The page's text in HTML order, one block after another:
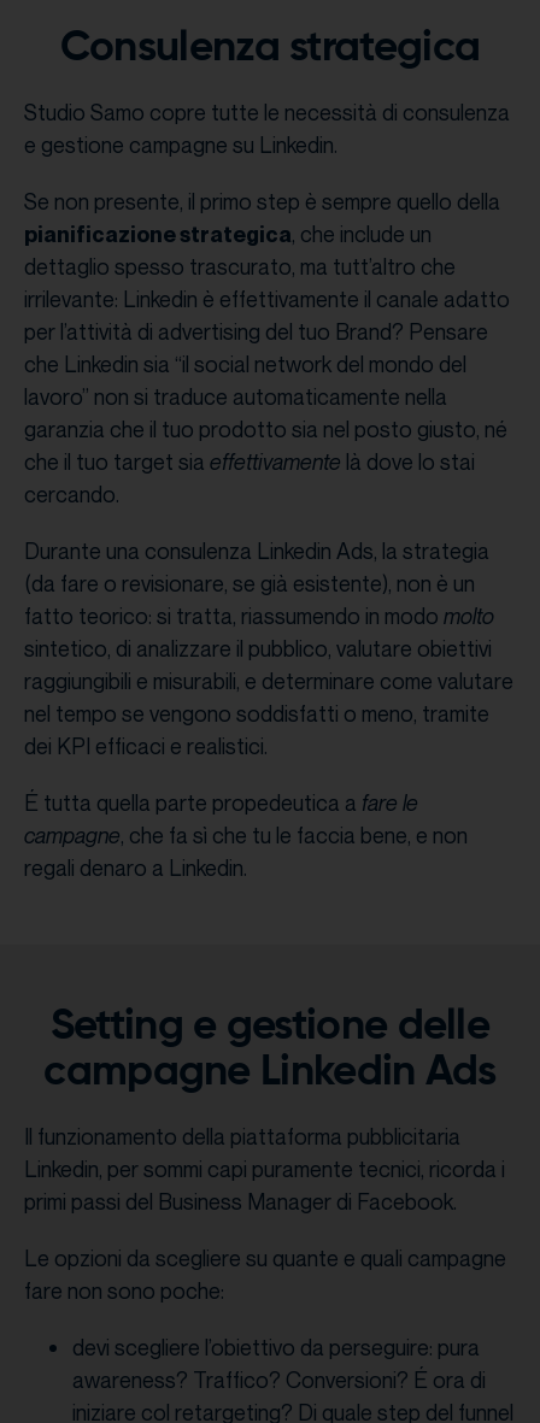
Consulenza strategica
Studio Samo copre tutte le necessità di consulenza
e gestione campagne su Linkedin.
Se non presente, il primo step è sempre quello della
pianificazione strategica, che include un
dettaglio spesso trascurato, ma tutt’altro che
irrilevante: Linkedin è effettivamente il canale adatto
per l’attività di advertising del tuo Brand? Pensare
che Linkedin sia “il social network del mondo del
lavoro” non si traduce automaticamente nella
garanzia che il tuo prodotto sia nel posto giusto, né
che il tuo target sia effettivamente là dove lo stai
cercando.
Durante una consulenza Linkedin Ads, la strategia
(da fare o revisionare, se già esistente), non è un
fatto teorico: si tratta, riassumendo in modo molto
sintetico, di analizzare il pubblico, valutare obiettivi
raggiungibili e misurabili, e determinare come valutare
nel tempo se vengono soddisfatti o meno, tramite
dei KPI efficaci e realistici.
É tutta quella parte propedeutica a fare le
campagne, che fa sì che tu le faccia bene, e non
regali denaro a Linkedin.
Setting e gestione delle
campagne Linkedin Ads
Il funzionamento della piattaforma pubblicitaria
Linkedin, per sommi capi puramente tecnici, ricorda i
primi passi del Business Manager di Facebook.
Le opzioni da scegliere su quante e quali campagne
fare non sono poche:
devi scegliere l’obiettivo da perseguire: pura
awareness? Traffico? Conversioni? É ora di
iniziare col retargeting? Di quale step del funnel